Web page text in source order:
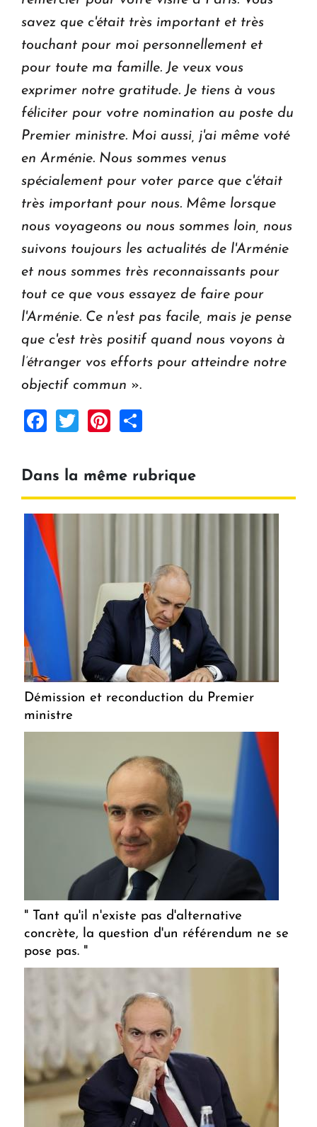
savez que c'était très important et très
touchant pour moi personnellement et
pour toute ma famille. Je veux vous
exprimer notre gratitude. Je tiens à vous
féliciter pour votre nomination au poste du
Premier ministre. Moi aussi, j'ai même voté
en Arménie. Nous sommes venus
spécialement pour voter parce que c'était
très important pour nous. Même lorsque
nous voyageons ou nous sommes loin, nous
suivons toujours les actualités de l'Arménie
et nous sommes très reconnaissants pour
tout ce que vous essayez de faire pour
l'Arménie. Ce n'est pas facile, mais je pense
que c'est très positif quand nous voyons à
l’étranger vos efforts pour atteindre notre
objectif commun ».
Facebook
TwitterPinterest
Dans la même rubrique
Démission et reconduction du Premier
ministre
" Tant qu'il n'existe pas d'alternative
concrète, la question d'un référendum ne se
pose pas. "